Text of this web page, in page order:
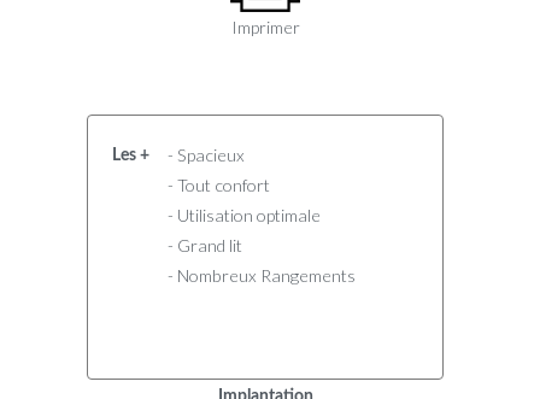
Imprimer
Les +
- Spacieux
- Tout confort
- Utilisation optimale
- Grand lit
- Nombreux Rangements